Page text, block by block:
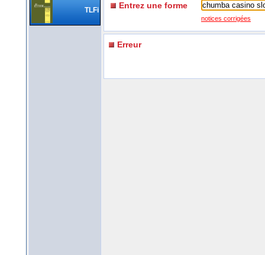
TLFi Entrez une forme
notices corrigées
Erreur